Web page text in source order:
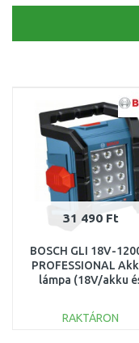
31 490 Ft
BOSCH GLI 18V-
PROFESSIONAL
lámpa (18V/akku
0601446700
RAKTÁRON